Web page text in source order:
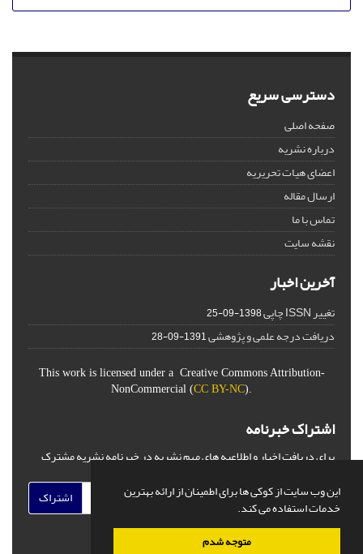
این وب سایت از کوکی ها برای اطمینان از ارائه بهترین
خدمات استفاده می کند.
متوجه شدم
دسترسی سریع
صفحه اصلی
درباره نشریه
اعضای هیات تحریریه
ارسال مقاله
تماس با ما
نقشه سایت
آخرین اخبار
تغییر ISSN چاپی 1398-09-25
دریافت درجه علمی و پژوهشی1391-09-28
This work is licensed under a Creative Commons Attribution-
NonCommercial (CC BY-NC).
اشتراک خبرنامه
برای دریافت اخبار و اطلاعیه های مهم نشریه در خبرنامه نشریه مشترک
اشتراک